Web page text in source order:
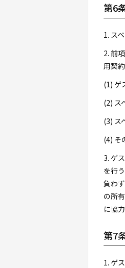
第6
1. ス
2. 前
用契
(1) ゲ
(2) ス
(3) ス
(4) そ
3. ゲ
を行
負わ
の所
に協
第7
1. ゲ